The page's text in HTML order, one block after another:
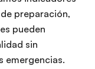
preparación,
pueden
sin
emergencias.